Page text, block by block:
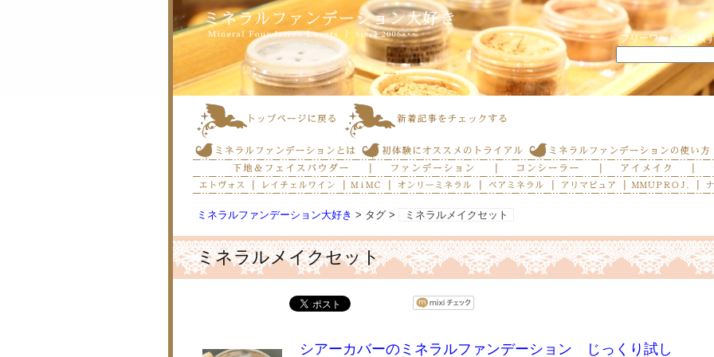
フリーワードで検索
ミネラルファンデーション大好き > タグ > ミネラルメイクセット
ミネラルメイクセット
シアーカバーのミネラルファンデーション じっくり試し